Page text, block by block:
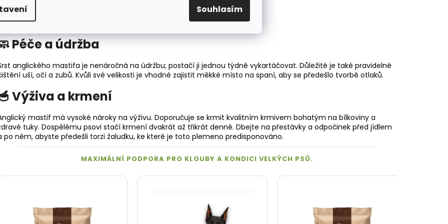
Souhlasím
Péče a údržba
anglického mastifa je nenáročná na údržbu; postačí ji jednou týdně vykartáčovat. Důležité je také pravidelné
uší, očí a zubů. Kvůli své velikosti je vhodné zajistit měkké místo na spaní, aby se předešlo tvorbě otlaků.
Výživa a krmení
mastif má vysoké nároky na výživu. Doporučuje se krmit kvalitním krmivem bohatým na bílkoviny a
tuky. Dospělému psovi stačí krmení dvakrát až třikrát denně. Dbejte na přestávky a odpočinek před jídlem
po něm, abyste předešli torzi žaludku, ke které je toto plemeno predisponováno.